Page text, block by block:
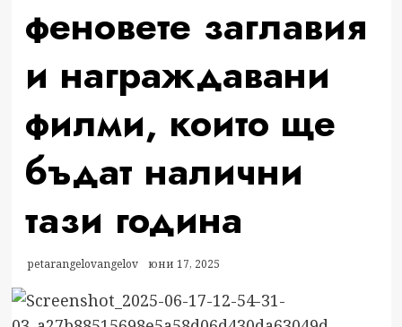
феновете заглавия
и награждавани
филми, които ще
бъдат налични
тази година
petarangelovangelov юни 17, 2025